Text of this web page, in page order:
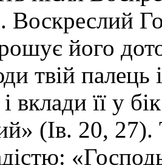
Воскреслий
його
твій палець
вклади її у
(Ів. 20, 27).